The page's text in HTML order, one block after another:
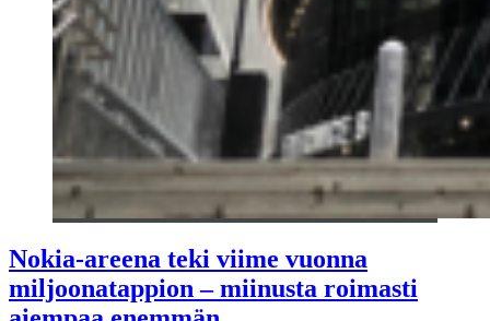
Nokia-areena teki viime vuonna
miljoonatappion – miinusta roimasti